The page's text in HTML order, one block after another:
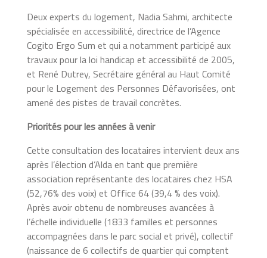
Deux experts du logement, Nadia Sahmi, architecte
spécialisée en accessibilité, directrice de l’Agence
Cogito Ergo Sum et qui a notamment participé aux
travaux pour la loi handicap et accessibilité de 2005,
et René Dutrey, Secrétaire général au Haut Comité
pour le Logement des Personnes Défavorisées, ont
amené des pistes de travail concrètes.
Priorités pour les années à venir
Cette consultation des locataires intervient deux ans
après l’élection d’Alda en tant que première
association représentante des locataires chez HSA
(52,76% des voix) et Office 64 (39,4 % des voix).
Après avoir obtenu de nombreuses avancées à
l’échelle individuelle (1833 familles et personnes
accompagnées dans le parc social et privé), collectif
(naissance de 6 collectifs de quartier qui comptent